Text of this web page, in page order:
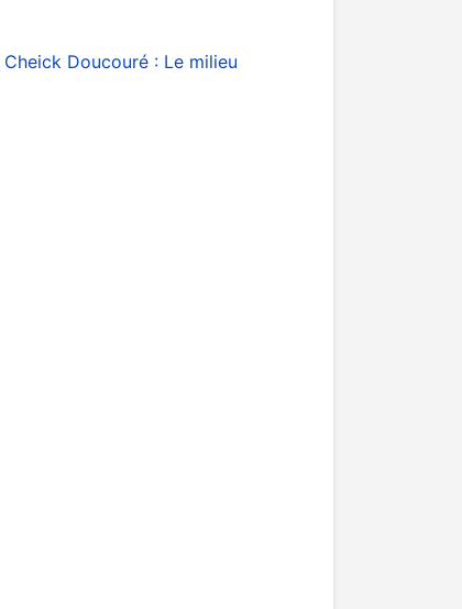
Cheick Doucouré : Le milieu